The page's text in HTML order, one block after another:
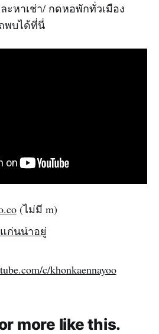
หาเช่า/ กดหอพักทั่วเมือง
พบได้ที่นี่
(ไม่มี m)
ก่นน่าอยู่
c/khonkaennayoo
more like this.